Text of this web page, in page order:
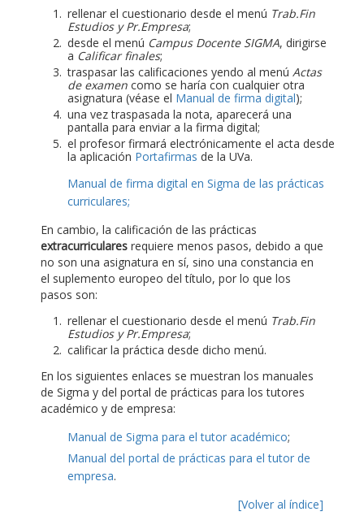
rellenar el cuestionario desde el menú Trab.Fin
Estudios y Pr.Empresa;
desde el menú Campus Docente SIGMA, dirigirse
a Calificar finales;
traspasar las calificaciones yendo al menú Actas
de examen como se haría con cualquier otra
asignatura (véase el Manual de firma digital);
una vez traspasada la nota, aparecerá una
pantalla para enviar a la firma digital;
el profesor firmará electrónicamente el acta desde
la aplicación Portafirmas de la UVa.
Manual de firma digital en Sigma de las prácticas
curriculares;
En cambio, la calificación de las prácticas
extracurriculares requiere menos pasos, debido a que
no son una asignatura en sí, sino una constancia en
el suplemento europeo del título, por lo que los
pasos son:
rellenar el cuestionario desde el menú Trab.Fin
Estudios y Pr.Empresa;
calificar la práctica desde dicho menú.
En los siguientes enlaces se muestran los manuales
de Sigma y del portal de prácticas para los tutores
académico y de empresa:
Manual de Sigma para el tutor académico;
Manual del portal de prácticas para el tutor de
empresa.
[Volver al índice]